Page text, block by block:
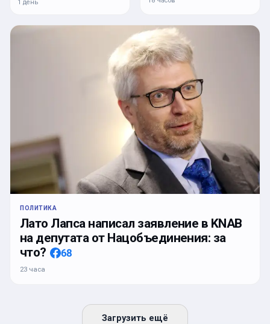
1 день
ПОЛИТИКА
Лато Лапса написал заявление в KNAB
на депутата от Нацобъединения: за
что?
68
23 часа
Загрузить ещё